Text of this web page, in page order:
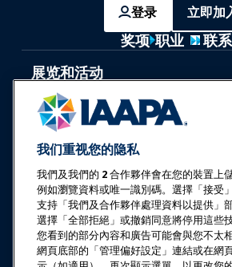
登录 立即加
奖项 职业
联系
展览和活动
新闻与乐趣世界
教育
安全与保障
倡导
我们重视您的隐私
我們及我們的 2合作夥伴會在您的裝置上
例如瀏覽資料或唯一識別碼。選擇「接受
支持「我們及合作夥伴處理資料以提供」
選擇「全部拒絕」或撤銷同意將停用這些
您看到的部分內容和廣告可能會與您不太
網頁底部的「管理偏好設定」連結或在網